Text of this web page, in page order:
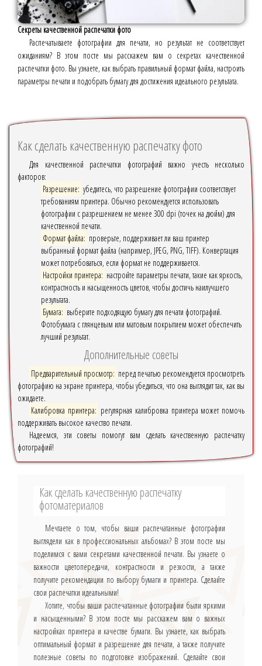
Секреты качественной распечатки фото
Распечатываете фотографии для печати, но результат не соответствует
ожиданиям? В этом посте мы расскажем вам о секретах качественной
распечатки фото. Вы узнаете, как выбрать правильный формат файла, настроить
параметры печати и подобрать бумагу для достижения идеального результата.
Как сделать качественную распечатку фото
Для качественной распечатки фотографий важно учесть несколько
факторов:
Разрешение: убедитесь, что разрешение фотографии соответствует
требованиям принтера. Обычно рекомендуется использовать
фотографии с разрешением не менее 300 dpi (точек на дюйм) для
качественной печати.
Формат файла: проверьте, поддерживает ли ваш принтер
выбранный формат файла (например, JPEG, PNG, TIFF). Конвертация
может потребоваться, если формат не поддерживается.
Настройки принтера: настройте параметры печати, такие как яркость,
контрастность и насыщенность цветов, чтобы достичь наилучшего
результата.
Бумага: выберите подходящую бумагу для печати фотографий.
Фотобумага с глянцевым или матовым покрытием может обеспечить
лучший результат.
Дополнительные советы
Предварительный просмотр: перед печатью рекомендуется просмотреть
фотографию на экране принтера, чтобы убедиться, что она выглядит так, как вы
ожидаете.
Калибровка принтера: регулярная калибровка принтера может помочь
поддерживать высокое качество печати.
Надеемся, эти советы помогут вам сделать качественную распечатку
фотографий!
Как сделать качественную распечатку
фотоматериалов
Мечтаете о том, чтобы ваши распечатанные фотографии
выглядели как в профессиональных альбомах? В этом посте мы
поделимся с вами секретами качественной печати. Вы узнаете о
важности цветопередачи, контрастности и резкости, а также
получите рекомендации по выбору бумаги и принтера. Сделайте
свои распечатки идеальными!
Хотите, чтобы ваши распечатанные фотографии были яркими
и насыщенными? В этом посте мы расскажем вам о важных
настройках принтера и качестве бумаги. Вы узнаете, как выбрать
оптимальный формат и разрешение для печати, а также получите
полезные советы по подготовке изображений. Сделайте свои